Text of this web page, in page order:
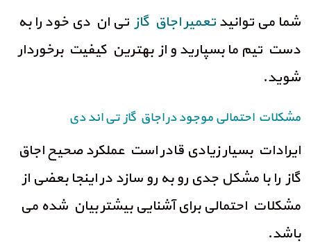
شما می توانید تعمیر اجاق گاز تی ان دی خود را به
دست تیم ما بسپارید و از بهترین کیفیت برخوردار
شوید.
مشکلات احتمالی موجود در اجاق گاز تی اند دی
ایرادات بسیار زیادی قادر است عملکرد صحیح اجاق
گاز را با مشکل جدی رو به رو سازد در اینجا بعضی از
مشکلات احتمالی برای آشنایی بیشتر بیان شده می
باشد.